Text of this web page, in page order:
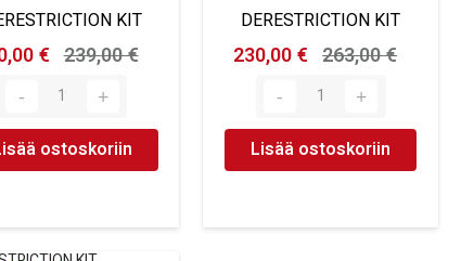
KIT
€ 239,00 €
ostoskoriin
DERESTRICTION KIT
230,00 € 263,00 €
Lisää ostoskoriin